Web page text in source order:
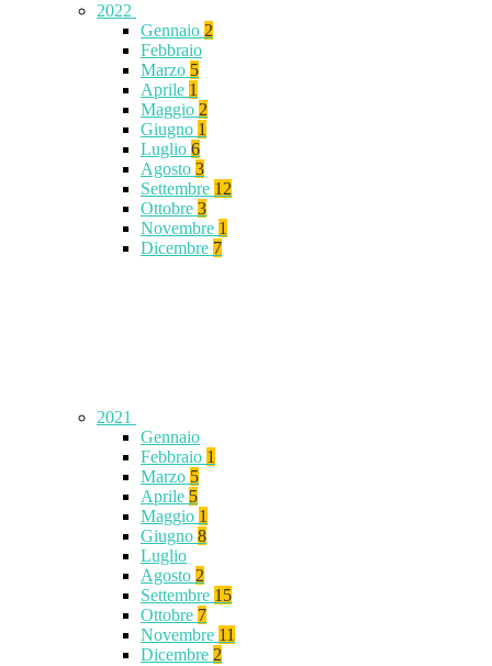
2022
Gennaio 2
Febbraio
Marzo 5
Aprile 1
Maggio 2
Giugno 1
Luglio 6
Agosto 3
Settembre 12
Ottobre 3
Novembre 1
Dicembre 7
2021
Gennaio
Febbraio 1
Marzo 5
Aprile 5
Maggio 1
Giugno 8
Luglio
Agosto 2
Settembre 15
Ottobre 7
Novembre 11
Dicembre 2